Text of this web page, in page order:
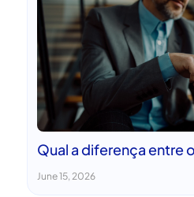
Qual a diferença entre
June 15, 2026